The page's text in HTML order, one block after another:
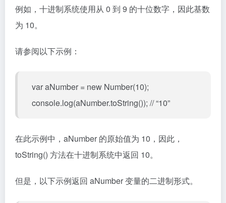
例如，十进制系统使用从 0 到 9 的十位数字，因此基数
为 10。
请参阅以下示例：
var aNumber = new Number(10);
console.log(aNumber.toString()); // “10”
在此示例中，aNumber 的原始值为 10，因此，
toString() 方法在十进制系统中返回 10。
但是，以下示例返回 aNumber 变量的二进制形式。